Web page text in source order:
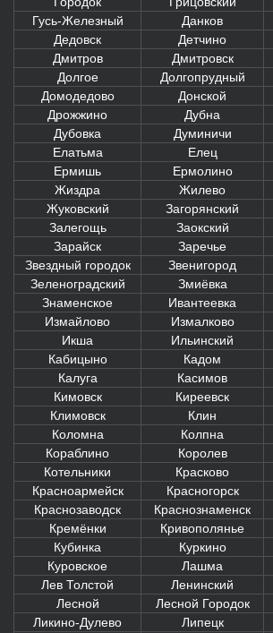
Гусь-Железный
Данков
Дедовск
Детчино
Дмитров
Дмитровск
Долгое
Долгопрудный
Домодедово
Донской
Дрожжино
Дубна
Дубовка
Думиничи
Елатьма
Елец
Ермишь
Ермолино
Жиздра
Жилево
Жуковский
Загорянский
Залегощь
Заокский
Зарайск
Заречье
Звездный городок
Звенигород
Зеленоградский
Змиёвка
Знаменское
Ивантеевка
Измайлово
Измалково
Икша
Ильинский
Кабицыно
Кадом
Калуга
Касимов
Кимовск
Киреевск
Климовск
Клин
Коломна
Колпна
Кораблино
Королев
Котельники
Красково
Красноармейск
Красногорск
Краснозаводск
Краснознаменск
Кремёнки
Кривополянье
Кубинка
Куркино
Куровское
Лашма
Лев Толстой
Ленинский
Лесной
Лесной Городок
Ликино-Дулево
Липецк